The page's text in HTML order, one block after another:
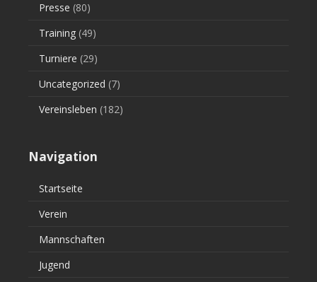
Presse (80)
Training (49)
Turniere (29)
Uncategorized (7)
Vereinsleben (182)
Navigation
Startseite
Verein
Mannschaften
Jugend